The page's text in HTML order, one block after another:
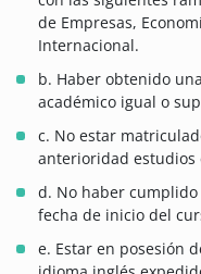
de Empresas,
Internacional.
b. Haber obtenido
académico igual o
c. No estar
anterioridad estudios
d. No haber
fecha de inicio del
e. Estar en posesión